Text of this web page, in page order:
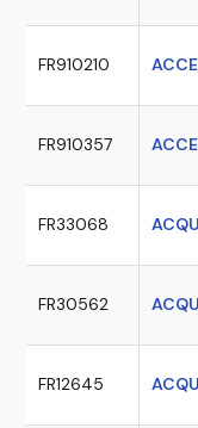
FR910210
FR910357
FR33068
FR30562
FR12645